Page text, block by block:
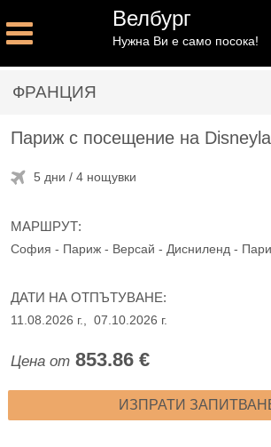
Велбург
Нужна Ви е само посока!
ФРАНЦИЯ
Париж с посещение на
5 дни / 4 нощувки
МАРШРУТ:
София - Париж - Версай - Дисниленд -
ДАТИ НА ОТПЪТУВАНЕ:
11.08.2026 г., 07.10.2026 г.
Цена от 853.86 €
ИЗПРАТИ